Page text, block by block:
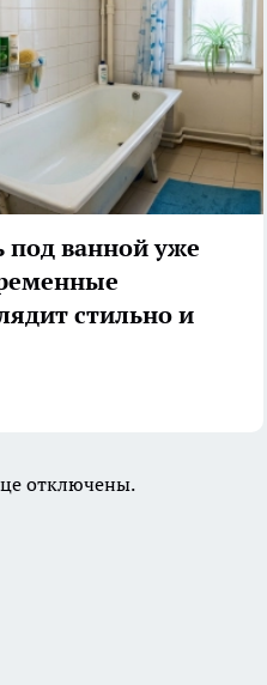
под ванной уже
стильно и
отключены.